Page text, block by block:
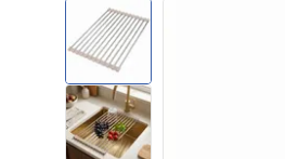
Douchedeur
Douchebakken